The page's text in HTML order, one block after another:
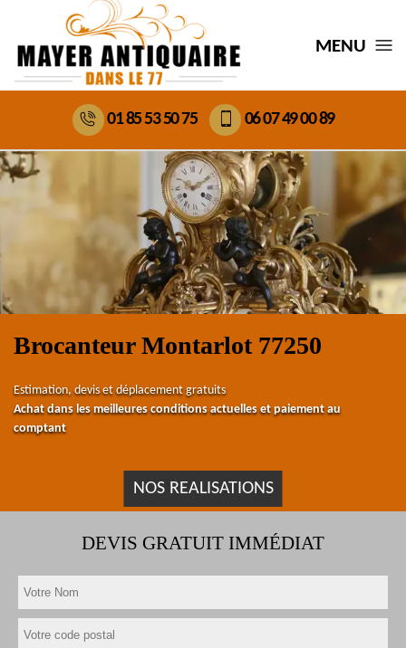
MENU
01 85 53 50 75 06 07 49 00 89
Brocanteur Montarlot 77250
Estimation, devis et déplacement gratuits
Achat dans les meilleures conditions actuelles et paiement au
comptant
NOS REALISATIONS
DEVIS GRATUIT IMMÉDIAT